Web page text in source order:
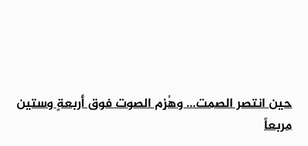
حين انتصر الصمت… وهُزِم الصوت فوق أربعةٍ وستين
مربعاً